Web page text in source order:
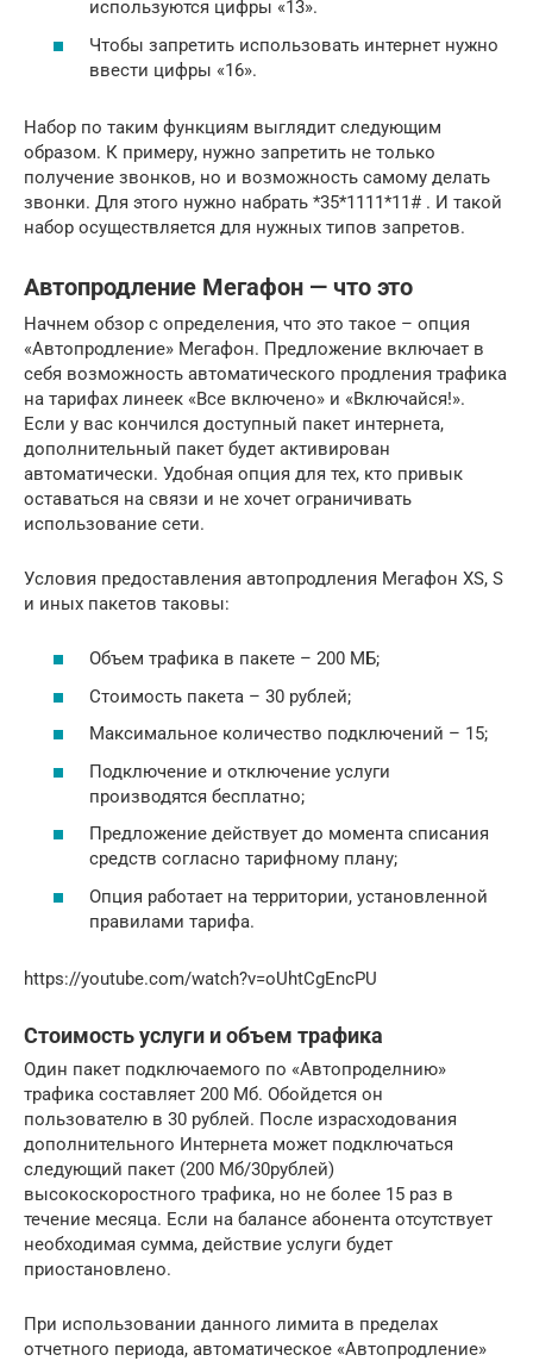
используются цифры «13».
Чтобы запретить использовать интернет нужно
ввести цифры «16».
Набор по таким функциям выглядит следующим
образом. К примеру, нужно запретить не только
получение звонков, но и возможность самому делать
звонки. Для этого нужно набрать *35*1111*11# . И такой
набор осуществляется для нужных типов запретов.
Автопродление Мегафон — что это
Начнем обзор с определения, что это такое – опция
«Автопродление» Мегафон. Предложение включает в
себя возможность автоматического продления трафика
на тарифах линеек «Все включено» и «Включайся!».
Если у вас кончился доступный пакет интернета,
дополнительный пакет будет активирован
автоматически. Удобная опция для тех, кто привык
оставаться на связи и не хочет ограничивать
использование сети.
Условия предоставления автопродления Мегафон XS, S
и иных пакетов таковы:
Объем трафика в пакете – 200 МБ;
Стоимость пакета – 30 рублей;
Максимальное количество подключений – 15;
Подключение и отключение услуги
производятся бесплатно;
Предложение действует до момента списания
средств согласно тарифному плану;
Опция работает на территории, установленной
правилами тарифа.
https://youtube.com/watch?v=oUhtCgEncPU
Стоимость услуги и объем трафика
Один пакет подключаемого по «Автопроделнию»
трафика составляет 200 Мб. Обойдется он
пользователю в 30 рублей. После израсходования
дополнительного Интернета может подключаться
следующий пакет (200 Мб/30рублей)
высокоскоростного трафика, но не более 15 раз в
течение месяца. Если на балансе абонента отсутствует
необходимая сумма, действие услуги будет
приостановлено.
При использовании данного лимита в пределах
отчетного периода, автоматическое «Автопродление»